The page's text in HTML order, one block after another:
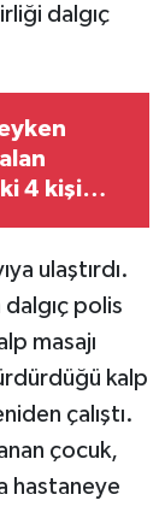
dalgıç
4 kişi
ulaştırdı.
polis
masajı
kalp
çalıştı.
çocuk,
hastaneye